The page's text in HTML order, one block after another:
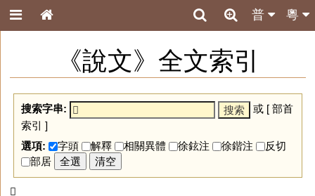
粵
普
《說文》全文索引
搜索字串: 或 [ 部首
索引 ]
選項:
字頭 解釋 相關異體 徐鉉注 徐鍇注
反切
部居
全選 清空
𪓌